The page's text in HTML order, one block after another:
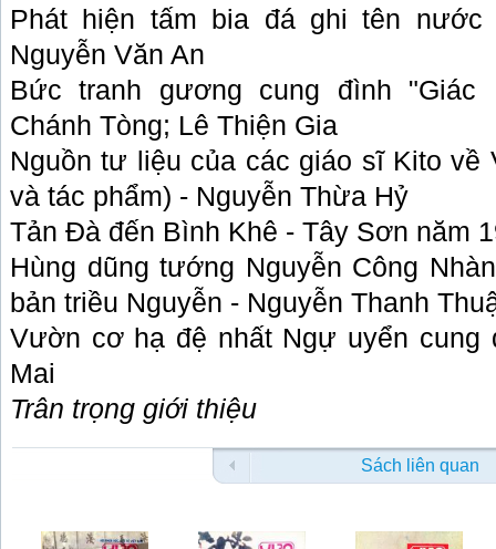
Phát hiện tấm bia đá ghi tên
Nguyễn Văn An
Bức tranh gương cung đình "Giác
Chánh Tòng; Lê Thiện Gia
Nguồn tư liệu của các giáo sĩ Kito về
và tác phẩm) - Nguyễn Thừa Hỷ
Tản Đà đến Bình Khê - Tây Sơn năm
Hùng dũng tướng Nguyễn Công
bản triều Nguyễn - Nguyễn Thanh
Vườn cơ hạ đệ nhất Ngự uyển cung
Mai
Trân trọng giới thiệu
Sách liên quan